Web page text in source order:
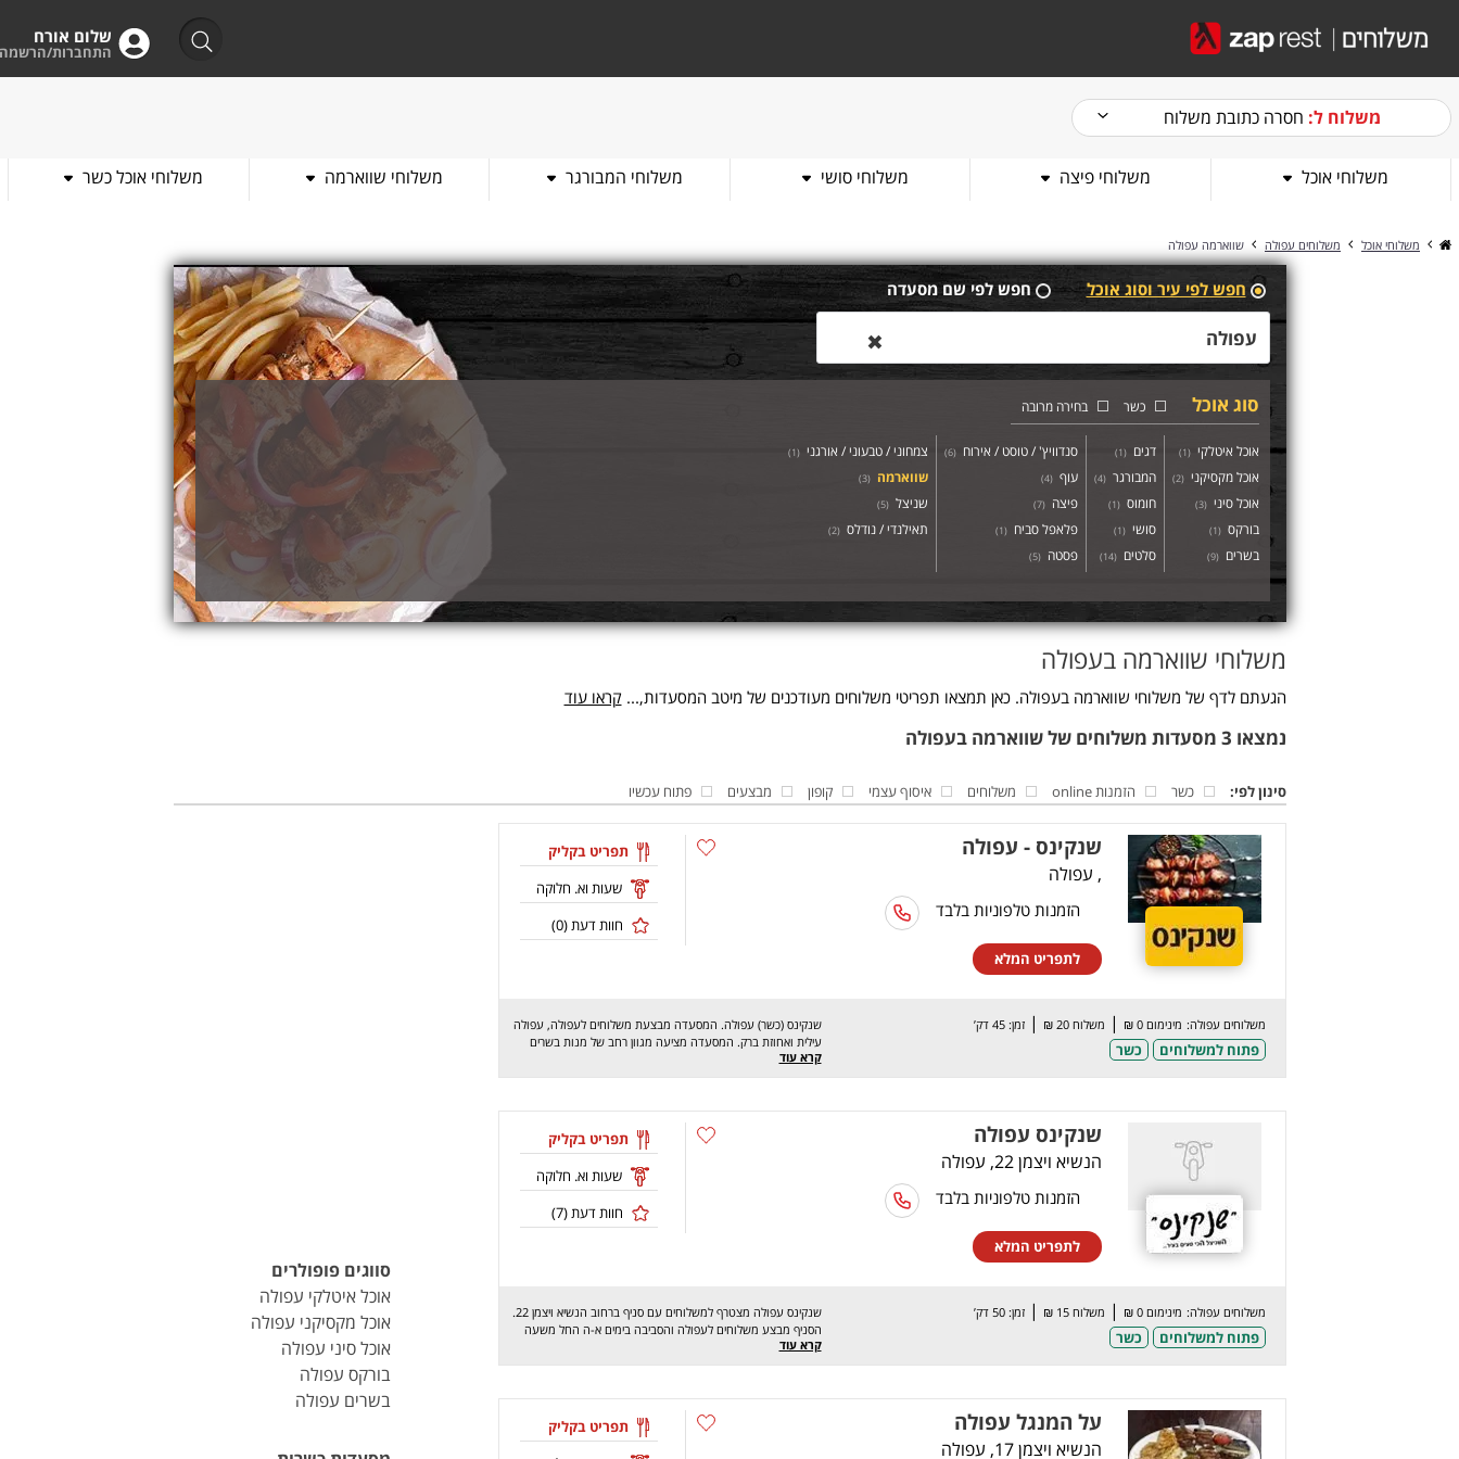
שלום אורח
התחברות/הרשמה
משלוח ל: חסרה כתובת משלוח
משלוחי אוכל משלוחי פיצה משלוחי סושי משלוחי המבורגר משלוחי שווארמה משלוחי אוכל כשר
משלוחי אוכל משלוחים עפולה שווארמה עפולה
חפש לפי עיר וסוג אוכל חפש לפי שם מסעדה
✖
סוג אוכל כשר בחירה מרובה
אוכל איטלקי (
1
)
אוכל מקסיקני (
2
)
אוכל סיני (
3
)
בורקס (
1
)
בשרים (
9
)
דגים (
1
)
המבורגר (
4
)
חומוס (
1
)
סושי (
1
)
סלטים (
14
)
סנדוויץ' / טוסט / אירוח (
6
)
עוף (
4
)
פיצה (
7
)
פלאפל סביח (
1
)
פסטה (
5
)
צמחוני / טבעוני / אורגני (
1
)
שווארמה (
3
)
שניצל (
5
)
תאילנדי / נודלס (
2
)
משלוחי שווארמה בעפולה
הגעתם לדף של משלוחי שווארמה בעפולה. כאן תמצאו תפריטי משלוחים מעודכנים של מיטב המסעדות,... קראו עוד
נמצאו 3 מסעדות משלוחים של שווארמה בעפולה
סינון לפי: כשר הזמנות online משלוחים איסוף עצמי קופון מבצעים פתוח עכשיו
שנקינס - עפולה
, עפולה
הזמנות טלפוניות בלבד
לתפריט המלא
תפריט בקליק
שעות וא. חלוקה
חוות דעת (0
)
משלוחים עפולה: מינימום 0 ₪ | משלוח 20 ₪ | זמן: 45 דק’
פתוח למשלוחים כשר
שנקינס (כשר) עפולה. המסעדה מבצעת משלוחים לעפולה, עפולה
עילית ואחוזת ברק. המסעדה מציעה מגוון רחב של מנות בשרים
בפיתה, בלאגט, בלאפה ובחמגשית כמו: שניצל, חזה עוף, מעורב
ירושלמי, המבורגר, פרגית ועוד. מחכים לכם לחוויה מהנה, שיהיה
קרא עוד
שנקינס עפולה
הנשיא ויצמן 22, עפולה
הזמנות טלפוניות בלבד
לתפריט המלא
תפריט בקליק
שעות וא. חלוקה
חוות דעת (7
)
משלוחים עפולה: מינימום 0 ₪ | משלוח 15 ₪ | זמן: 50 דק’
פתוח למשלוחים כשר
שנקינס עפולה מצטרף למשלוחים עם סניף ברחוב הנשיא ויצמן 22.
הסניף מבצע משלוחים לעפולה והסביבה בימים א-ה החל משעה
23:00 ומזמין אתכם להנות מתפריט מגוון של כריכים ובשרים על האש,
קרא עוד
על המנגל עפולה
הנשיא ויצמן 17, עפולה
תפריט בקליק
סווגים פופולרים
אוכל איטלקי עפולה
אוכל מקסיקני עפולה
אוכל סיני עפולה
בורקס עפולה
בשרים עפולה